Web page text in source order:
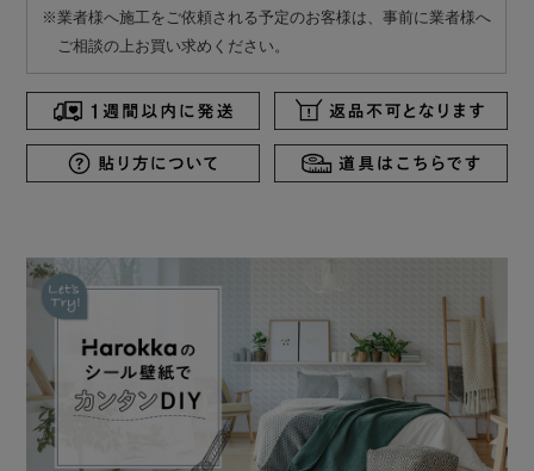
※業者様へ施工をご依頼される予定のお客様は、事前に業者様へ
ご相談の上お買い求めください。